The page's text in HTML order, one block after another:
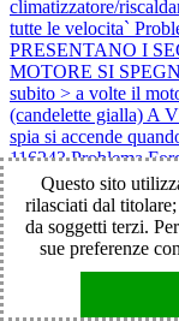
climatizzatore/
tutte le velocita`
PRESENTANO I
MOTORE SI
subito > a volte il
(candelette gialla) A
spia si accende
116243Problema
IMPOSTANDO LA
VENTOLA IN
CLIMATIZZATORE
funziona la ventola
rimane il led acceso
Problema Ford
Questo sito
rilasciati dal
da soggetti terzi.
sue preferenze